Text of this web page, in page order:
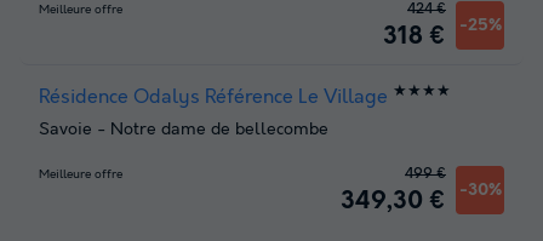
Meilleure offre
318 € -25%
424 €
Résidence Odalys Référence Le Village ★★★★
Savoie - Notre dame de bellecombe
Meilleure offre
349,30 € -30%
499 €